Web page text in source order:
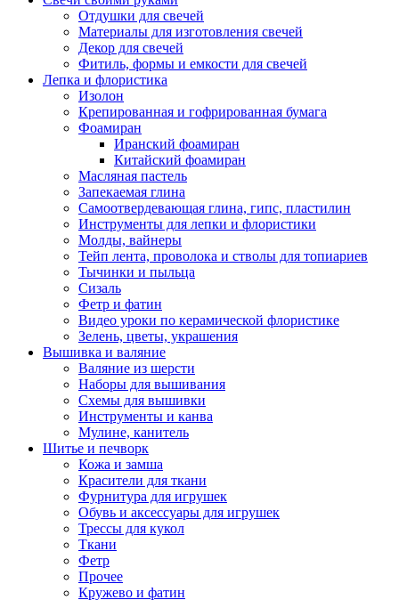
Отдушки для свечей
Материалы для изготовления свечей
Декор для свечей
Фитиль, формы и емкости для свечей
Лепка и флористика
Изолон
Крепированная и гофрированная бумага
Фоамиран
Иранский фоамиран
Китайский фоамиран
Масляная пастель
Запекаемая глина
Самоотвердевающая глина, гипс, пластилин
Инструменты для лепки и флористики
Молды, вайнеры
Тейп лента, проволока и стволы для топиариев
Тычинки и пыльца
Сизаль
Фетр и фатин
Видео уроки по керамической флористике
Зелень, цветы, украшения
Вышивка и валяние
Валяние из шерсти
Наборы для вышивания
Схемы для вышивки
Инструменты и канва
Мулине, канитель
Шитье и печворк
Кожа и замша
Красители для ткани
Фурнитура для игрушек
Обувь и аксессуары для игрушек
Трессы для кукол
Ткани
Фетр
Прочее
Кружево и фатин